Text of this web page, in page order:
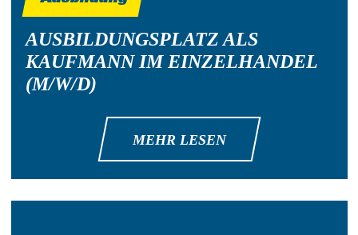
AUSBILDUNGSPLATZ ALS
KAUFMANN IM EINZELHANDEL
(M/W/D)
MEHR LESEN